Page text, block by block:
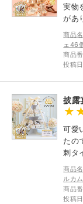
実物
があ
商品
ェ46
商品
投稿
披露
可愛
たの
刺タ
商品
ルカ
商品
投稿